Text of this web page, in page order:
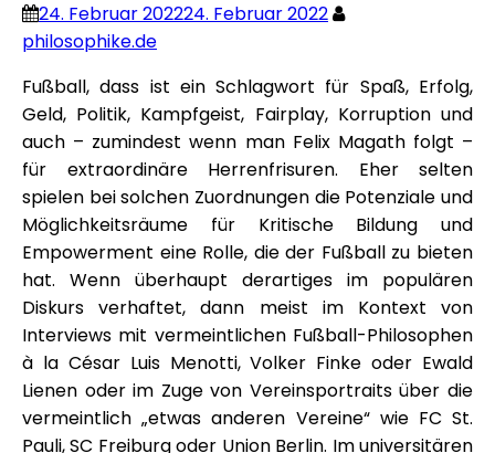
24. Februar 202224. Februar 2022
philosophike.de
Fußball, dass ist ein Schlagwort für Spaß, Erfolg,
Geld, Politik, Kampfgeist, Fairplay, Korruption und
auch – zumindest wenn man Felix Magath folgt –
für extraordinäre Herrenfrisuren. Eher selten
spielen bei solchen Zuordnungen die Potenziale und
Möglichkeitsräume für Kritische Bildung und
Empowerment eine Rolle, die der Fußball zu bieten
hat. Wenn überhaupt derartiges im populären
Diskurs verhaftet, dann meist im Kontext von
Interviews mit vermeintlichen Fußball-Philosophen
à la César Luis Menotti, Volker Finke oder Ewald
Lienen oder im Zuge von Vereinsportraits über die
vermeintlich „etwas anderen Vereine“ wie FC St.
Pauli, SC Freiburg oder Union Berlin. Im universitären